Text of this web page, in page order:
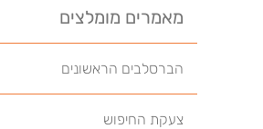
מאמרים מומלצים
הברסלבים הראשונים
צעקת החיפוש